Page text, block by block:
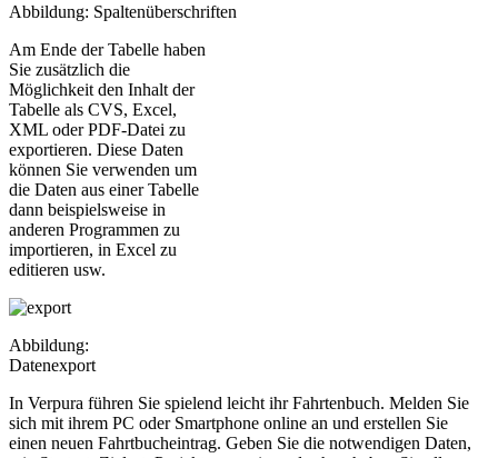
Abbildung: Spaltenüberschriften
Am Ende der Tabelle haben
Sie zusätzlich die
Möglichkeit den Inhalt der
Tabelle als CVS, Excel,
XML oder PDF-Datei zu
exportieren. Diese Daten
können Sie verwenden um
die Daten aus einer Tabelle
dann beispielsweise in
anderen Programmen zu
importieren, in Excel zu
editieren usw.
Abbildung:
Datenexport
In Verpura führen Sie spielend leicht ihr Fahrtenbuch. Melden Sie
sich mit ihrem PC oder Smartphone online an und erstellen Sie
einen neuen Fahrtbucheintrag. Geben Sie die notwendigen Daten,